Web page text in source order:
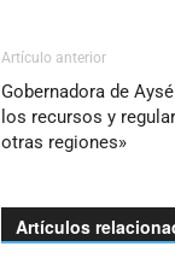
Artículo anterior
Gobernadora de
los recursos y
otras regiones»
Artículos